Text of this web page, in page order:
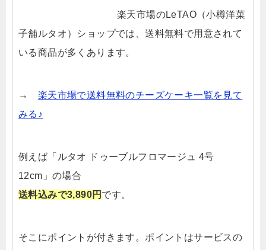
楽天市場のLeTAO（小樽洋菓
子舗ルタオ）ショップでは、送料無料で用意されて
いる商品が多くあります。
→ 楽天市場で送料無料のチーズケーキ一覧を見て
みる♪
例えば「ルタオ ドゥーブルフロマージュ 4号
12cm」の場合
送料込みで3,890円 です。
そこにポイントが付きます。ポイントはサービスの